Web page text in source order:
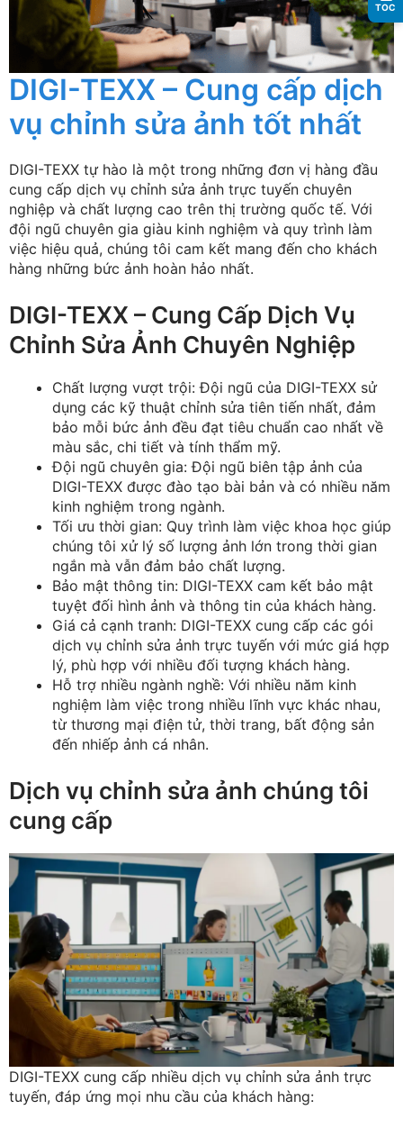
DIGI-TEXX – Cung cấp dịch
vụ chỉnh sửa ảnh tốt nhất
DIGI-TEXX tự hào là một trong những đơn vị hàng đầu
cung cấp dịch vụ chỉnh sửa ảnh trực tuyến chuyên
nghiệp và chất lượng cao trên thị trường quốc tế. Với
đội ngũ chuyên gia giàu kinh nghiệm và quy trình làm
việc hiệu quả, chúng tôi cam kết mang đến cho khách
hàng những bức ảnh hoàn hảo nhất.
DIGI-TEXX – Cung Cấp Dịch Vụ
Chỉnh Sửa Ảnh Chuyên Nghiệp
Chất lượng vượt trội: Đội ngũ của DIGI-TEXX sử
dụng các kỹ thuật chỉnh sửa tiên tiến nhất, đảm
bảo mỗi bức ảnh đều đạt tiêu chuẩn cao nhất về
màu sắc, chi tiết và tính thẩm mỹ.
Đội ngũ chuyên gia: Đội ngũ biên tập ảnh của
DIGI-TEXX được đào tạo bài bản và có nhiều năm
kinh nghiệm trong ngành.
Tối ưu thời gian: Quy trình làm việc khoa học giúp
chúng tôi xử lý số lượng ảnh lớn trong thời gian
ngắn mà vẫn đảm bảo chất lượng.
Bảo mật thông tin: DIGI-TEXX cam kết bảo mật
tuyệt đối hình ảnh và thông tin của khách hàng.
Giá cả cạnh tranh: DIGI-TEXX cung cấp các gói
dịch vụ chỉnh sửa ảnh trực tuyến với mức giá hợp
lý, phù hợp với nhiều đối tượng khách hàng.
Hỗ trợ nhiều ngành nghề: Với nhiều năm kinh
nghiệm làm việc trong nhiều lĩnh vực khác nhau,
từ thương mại điện tử, thời trang, bất động sản
đến nhiếp ảnh cá nhân.
Dịch vụ chỉnh sửa ảnh chúng tôi
cung cấp
DIGI-TEXX cung cấp nhiều dịch vụ chỉnh sửa ảnh trực
tuyến, đáp ứng mọi nhu cầu của khách hàng:
TOC